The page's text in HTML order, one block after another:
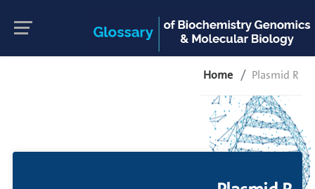
Home Plasmid R